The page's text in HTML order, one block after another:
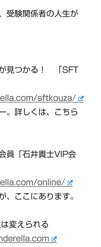
受験関係者の人生が
見つかる！ 「SFT
sftkouza/
。詳しくは、こちら
員「石井貴士VIP会
online/
、ここにあります。
変えられる